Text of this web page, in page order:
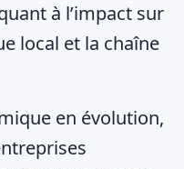
à l’impact sur
local et la chaîne
en évolution,